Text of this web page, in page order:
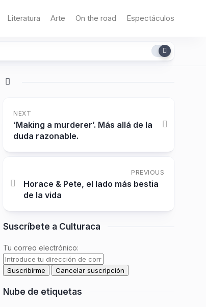
Literatura Arte On the road Espectáculos
NEXT
‘Making a murderer’. Más allá de la
duda razonable.
PREVIOUS
Horace & Pete, el lado más bestia
de la vida
Suscríbete a Culturaca
Tu correo electrónico:
Nube de etiquetas